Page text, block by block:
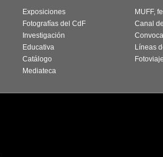
Exposiciones
Fotografías del CdF
Investigación
Educativa
Catálogo
Mediateca
MUFF,
Canal
Líneas